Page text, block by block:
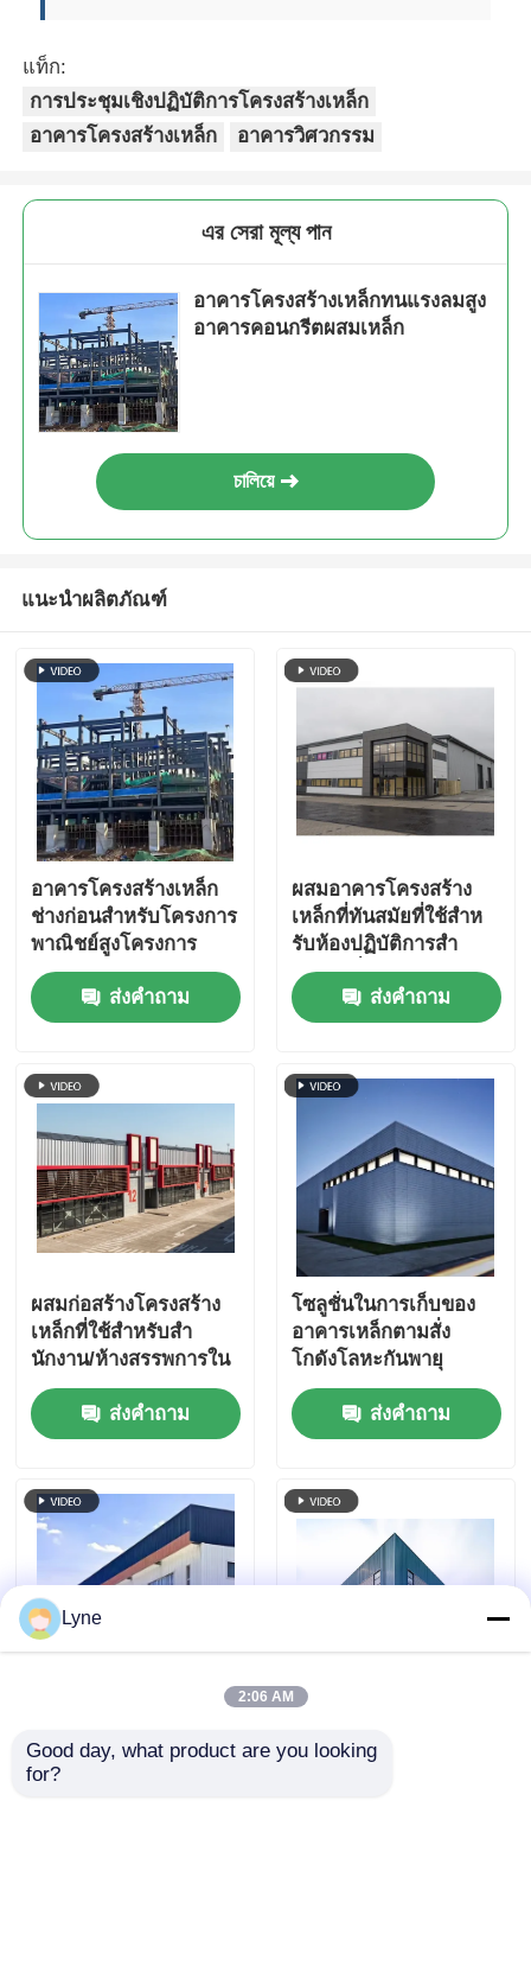
แท็ก:
การประชุมเชิงปฏิบัติการโครงสร้างเหล็ก
อาคารโครงสร้างเหล็ก
อาคารวิศวกรรม
এর সেরা মূল্য পান
อาคารโครงสร้างเหล็กทนแรงลมสูง
อาคารคอนกรีตผสมเหล็ก
চালিয়ে
แนะนำผลิตภัณฑ์
อาคารโครงสร้างเหล็ก
ช่างก่อนสําหรับโครงการ
พาณิชย์สูงโครงการ
โครงการประตู
ส่งคำถาม
ผสมอาคารโครงสร้าง
เหล็กที่ทันสมัยที่ใช้สําห
รับห้องปฏิบัติการสํา
นักงานที่มีแผ่นแซนวิช
ส่งคำถาม
ผสมก่อสร้างโครงสร้าง
เหล็กที่ใช้สําหรับสํา
นักงาน/ห้างสรรพการใน
ประเทศชิลี
ส่งคำถาม
โซลูชั่นในการเก็บของ
อาคารเหล็กตามสั่ง
โกดังโลหะกันพายุ
ส่งคำถาม
สำนักงานโรงแรมหลาย
ชั้น ติดตั้งรวดเร็ว
โลหะสำเร็จรูปสมัยใหม่
Lyne
2:06 AM
Good day, what product are you looking
for?